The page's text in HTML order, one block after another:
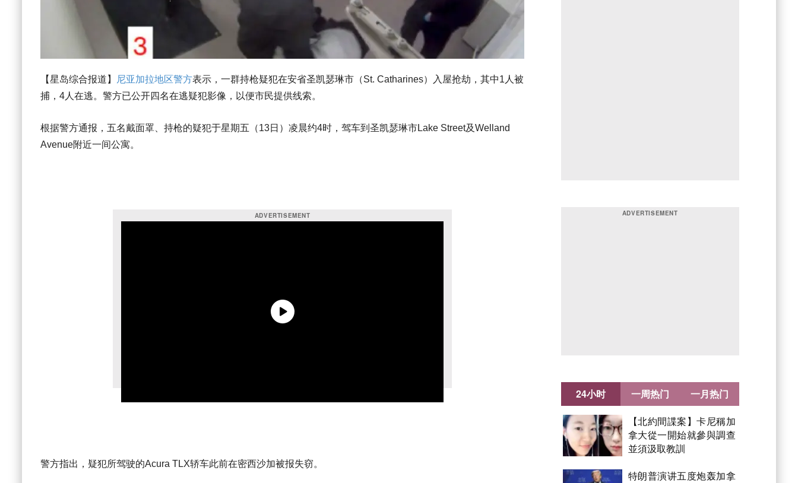
【星岛综合报道】 尼亚加拉地区警方表示，一群持枪疑犯在安省圣凯瑟琳市（St. Catharines）入屋抢劫，其中1人被
捕，4人在逃。警方已公开四名在逃疑犯影像，以便市民提供线索。
根据警方通报，五名戴面罩、持枪的疑犯于星期五（13日）凌晨约4时，驾车到圣凯瑟琳市Lake Street及Welland
Avenue附近一间公寓。
警方指出，疑犯所驾驶的Acura TLX轿车此前在密西沙加被报失窃。
24小时
【北約間諜案】卡尼稱加
拿大從一開始就參與調查
並須汲取教訓
特朗普演讲五度炮轰加拿
一周热门 一月热门